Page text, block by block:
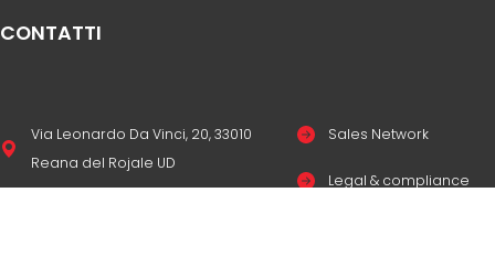
CONTATTI
Via Leonardo Da Vinci, 20, 33010
Reana del Rojale UD
Sales Network
Legal & compliance